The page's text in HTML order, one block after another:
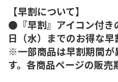
【早割について】
●『早割』アイコン付き
日（水）までのお得な早
※一部商品は早割期間が
す。各商品ページの販売